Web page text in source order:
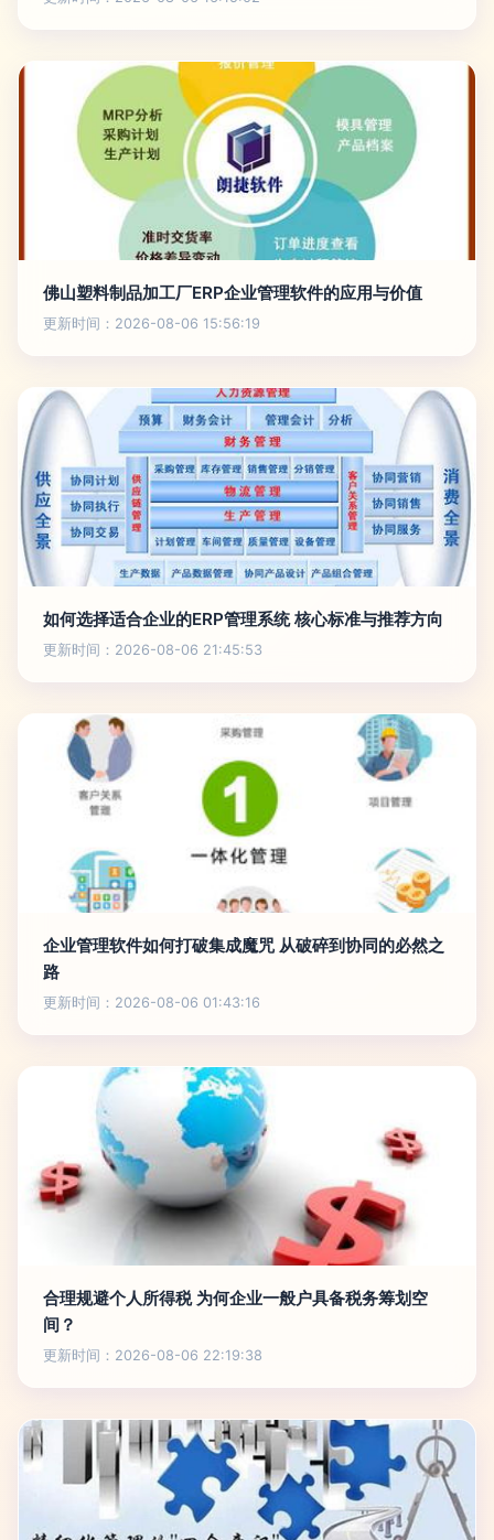
佛山塑料制品加工厂ERP企业管理软件的应用与价值
更新时间：2026-08-06 15:56:19
如何选择适合企业的ERP管理系统 核心标准与推荐方向
更新时间：2026-08-06 21:45:53
企业管理软件如何打破集成魔咒 从破碎到协同的必然之
路
更新时间：2026-08-06 01:43:16
合理规避个人所得税 为何企业一般户具备税务筹划空
间？
更新时间：2026-08-06 22:19:38